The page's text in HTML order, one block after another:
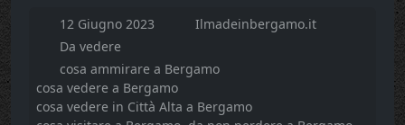
12 Giugno 2023
Ilmadeinbergamo.it
Da vedere
cosa ammirare a Bergamo
cosa vedere a Bergamo
cosa vedere in Città Alta a Bergamo